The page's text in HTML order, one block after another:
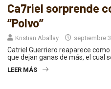
Ca7riel sorprende
“Polvo”
Kristian Aballay septiembre
Catriel Guerriero reaparece
que dejan ganas de más, el cual
LEER MÁS